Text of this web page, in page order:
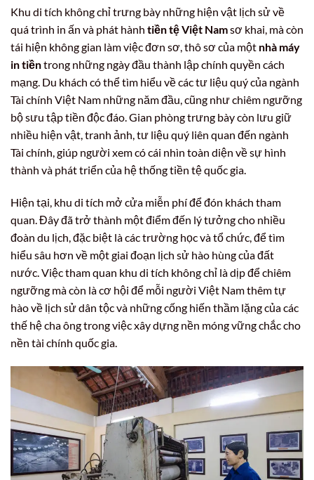
Khu di tích không chỉ trưng bày những hiện vật lịch sử về
quá trình in ấn và phát hành tiền tệ Việt Namsơ khai, mà còn
tái hiện không gian làm việc đơn sơ, thô sơ của một nhà máy
in tiềntrong những ngày đầu thành lập chính quyền cách
mạng. Du khách có thể tìm hiểu về các tư liệu quý của ngành
Tài chính Việt Nam những năm đầu, cũng như chiêm ngưỡng
bộ sưu tập tiền độc đáo. Gian phòng trưng bày còn lưu giữ
nhiều hiện vật, tranh ảnh, tư liệu quý liên quan đến ngành
Tài chính, giúp người xem có cái nhìn toàn diện về sự hình
thành và phát triển của hệ thống tiền tệ quốc gia.
Hiện tại, khu di tích mở cửa miễn phí để đón khách tham
quan. Đây đã trở thành một điểm đến lý tưởng cho nhiều
đoàn du lịch, đặc biệt là các trường học và tổ chức, để tìm
hiểu sâu hơn về một giai đoạn lịch sử hào hùng của đất
nước. Việc tham quan khu di tích không chỉ là dịp để chiêm
ngưỡng mà còn là cơ hội để mỗi người Việt Nam thêm tự
hào về lịch sử dân tộc và những cống hiến thầm lặng của các
thế hệ cha ông trong việc xây dựng nền móng vững chắc cho
nền tài chính quốc gia.